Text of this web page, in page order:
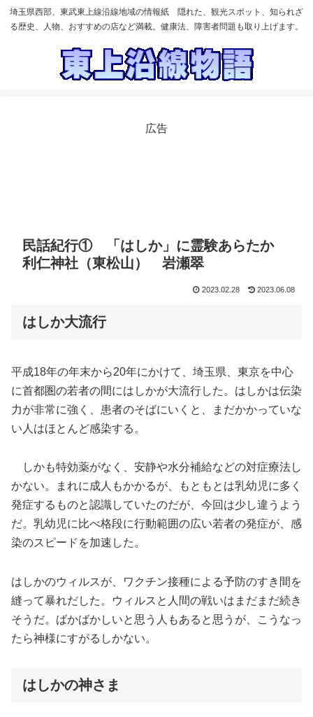
埼玉県西部、東武東上線沿線地域の情報紙 隠れた、観光スポット、知られざ
る歴史、人物、おすすめの店など満載。健康法、障害者問題も取り上げます。
広告
民話紀行① 「はしか」に霊験あらたか
利仁神社（東松山） 岩瀬翠
2023.02.28 2023.06.08
はしか大流行
平成18年の年末から20年にかけて、埼玉県、東京を中心
に首都圏の若者の間にはしかが大流行した。はしかは伝染
力が非常に強く、患者のそばにいくと、まだかかっていな
い人はほとんど感染する。
しかも特効薬がなく、安静や水分補給などの対症療法し
かない。まれに成人もかかるが、もともとは乳幼児に多く
発症するものと認識していたのだが、今回は少し違うよう
だ。乳幼児に比べ格段に行動範囲の広い若者の発症が、感
染のスピードを加速した。
はしかのウィルスが、ワクチン接種による予防のすき間を
縫って暴れだした。ウィルスと人間の戦いはまだまだ続き
そうだ。ばかばかしいと思う人もあると思うが、こうなっ
たら神様にすがるしかない。
はしかの神さま